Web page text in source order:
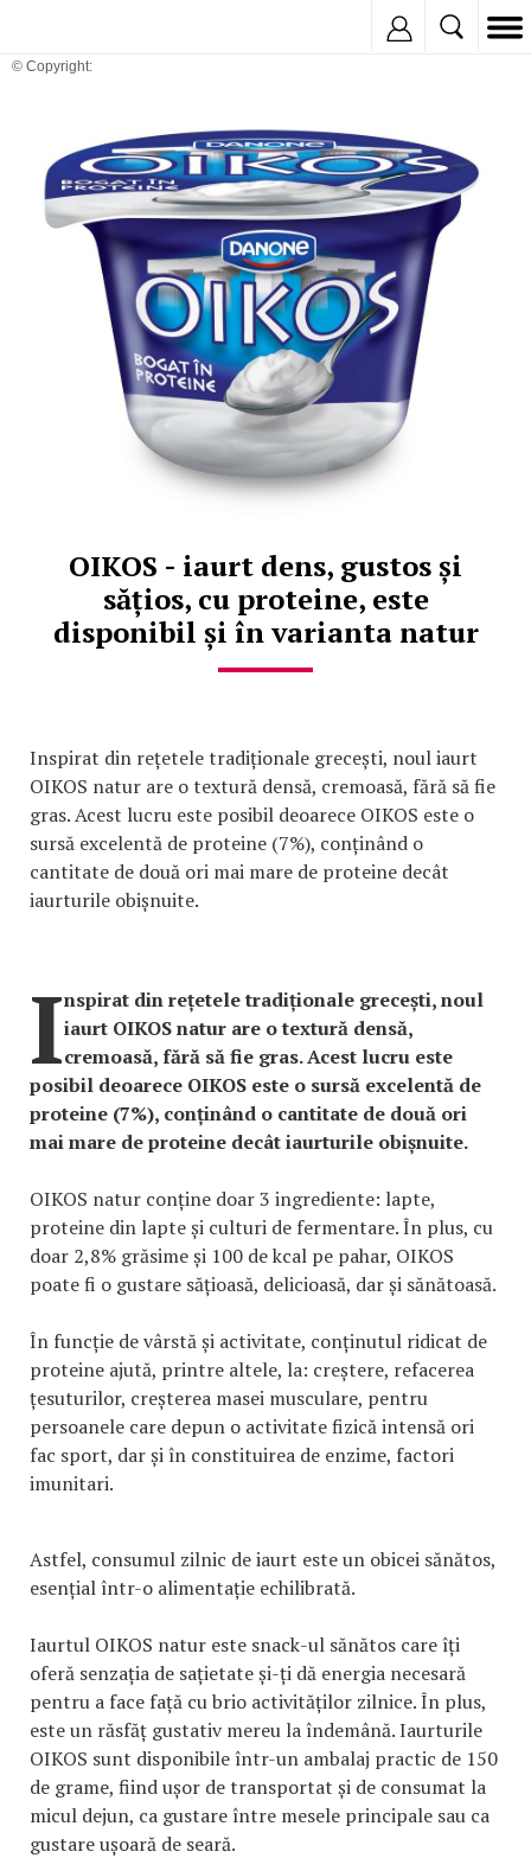
© Copyright:
OIKOS - iaurt dens, gustos și
sățios, cu proteine, este
disponibil și în varianta natur
Inspirat din rețetele tradiționale grecești, noul iaurt
OIKOS natur are o textură densă, cremoasă, fără să fie
gras. Acest lucru este posibil deoarece OIKOS este o
sursă excelentă de proteine (7%), conținând o
cantitate de două ori mai mare de proteine decât
iaurturile obișnuite.
Inspirat din rețetele tradiționale grecești, noul
iaurt OIKOS natur are o textură densă,
cremoasă, fără să fie gras. Acest lucru este
posibil deoarece OIKOS este o sursă excelentă de
proteine (7%), conținând o cantitate de două ori
mai mare de proteine decât iaurturile obișnuite.
OIKOS natur conține doar 3 ingrediente: lapte,
proteine din lapte și culturi de fermentare. În plus, cu
doar 2,8% grăsime și 100 de kcal pe pahar, OIKOS
poate fi o gustare sățioasă, delicioasă, dar și sănătoasă.
În funcție de vârstă și activitate, conținutul ridicat de
proteine ajută, printre altele, la: creștere, refacerea
țesuturilor, creșterea masei musculare, pentru
persoanele care depun o activitate fizică intensă ori
fac sport, dar și în constituirea de enzime, factori
imunitari.
Astfel, consumul zilnic de iaurt este un obicei sănătos,
esențial într-o alimentație echilibrată.
Iaurtul OIKOS natur este snack-ul sănătos care îți
oferă senzația de sațietate și-ți dă energia necesară
pentru a face față cu brio activităților zilnice. În plus,
este un răsfăț gustativ mereu la îndemână. Iaurturile
OIKOS sunt disponibile într-un ambalaj practic de 150
de grame, fiind ușor de transportat și de consumat la
micul dejun, ca gustare între mesele principale sau ca
gustare ușoară de seară.